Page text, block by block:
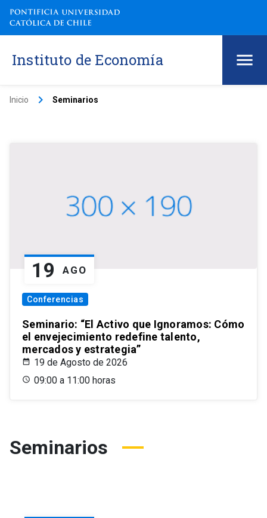
Instituto de Economía
Inicio keyboard_arrow_right Seminarios
19 AGO
Conferencias
Seminario: “El Activo que Ignoramos: Cómo
el envejecimiento redefine talento,
mercados y estrategia”
19 de Agosto de 2026
09:00 a 11:00 horas
Seminarios